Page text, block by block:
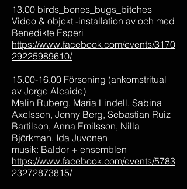
13.00 birds_bones_bugs_bitches
Video & objekt -installation av och med
Benedikte Esperi
https://www.facebook.com/events/3170
29225989610/
15.00-16.00 Försoning (ankomstritual
av Jorge Alcaide)
Malin Ruberg, Maria Lindell, Sabina
Axelsson, Jonny Berg, Sebastian Ruiz
Bartilson, Anna Emilsson, Nilla
Björkman, Ida Juvonen
musik: Baldor + ensemblen
https://www.facebook.com/events/5783
23272873815/